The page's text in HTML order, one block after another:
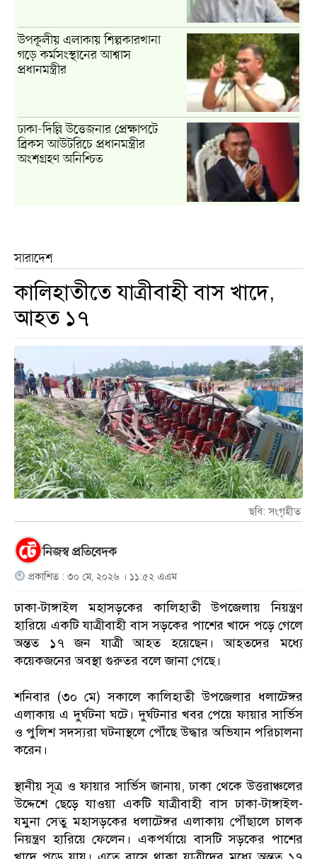
উপকূলীয় এলাকায় শিল্পকারখানা
গড়ে কর্মসংস্থানের আশ্বাস
প্রধানমন্ত্রীর
ঢাকা-দিল্লি উত্তেজনার প্রেক্ষাপটে
ব্রিকস আউটরিচে প্রধানমন্ত্রীর
অংশগ্রহণ অনিশ্চিত